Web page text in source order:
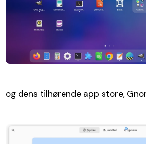
og dens tilhørende app store,